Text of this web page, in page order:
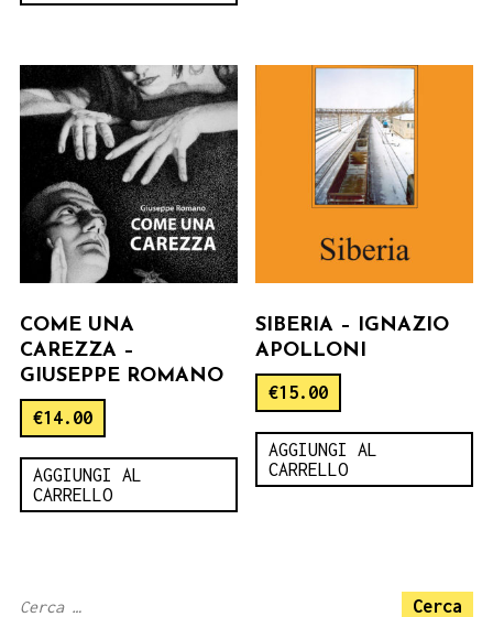
COME UNA
CAREZZA –
GIUSEPPE ROMANO
€14.00
AGGIUNGI AL
CARRELLO
SIBERIA – IGNAZIO
APOLLONI
€15.00
AGGIUNGI AL
CARRELLO
Ricerca